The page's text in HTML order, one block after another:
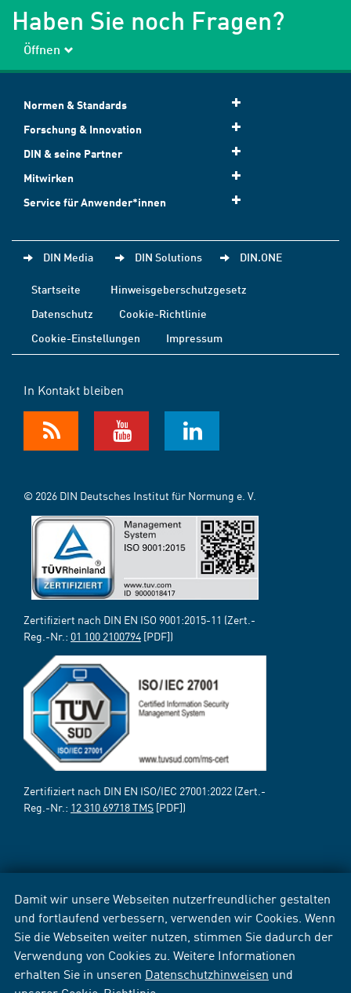
Damit wir unsere Webseiten nutzerfreundlicher gestalten
und fortlaufend verbessern, verwenden wir Cookies. Wenn
Sie die Webseiten weiter nutzen, stimmen Sie dadurch der
Verwendung von Cookies zu. Weitere Informationen
erhalten Sie in unseren Datenschutzhinweisen und
Haben Sie noch Fragen?
Öffnen
Normen & Standards
Forschung & Innovation
DIN & seine Partner
Mitwirken
Service für Anwender*innen
DIN Media DIN Solutions DIN.ONE
Startseite
Hinweisgeberschutzgesetz
Datenschutz
Cookie-Richtlinie
Cookie-Einstellungen
Impressum
In Kontakt bleiben
© 2026 DIN Deutsches Institut für Normung e. V.
Zertifiziert nach DIN EN ISO 9001:2015-11 (Zert.-
Reg.-Nr.: 01 100 2100794 [PDF])
Zertifiziert nach DIN EN ISO/IEC 27001:2022 (Zert.-
Reg.-Nr.: 12 310 69718 TMS [PDF])